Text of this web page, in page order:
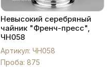
Невысокий серебряный
чайник "Френч-пресс",
ЧН058
Артикул: ЧН058
Проба: 875